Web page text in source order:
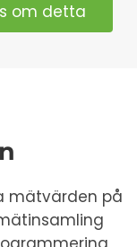
om detta
mätvärden på